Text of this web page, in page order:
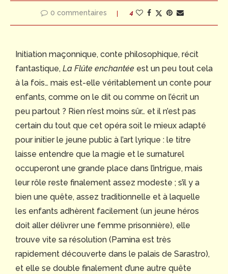
0 commentaires 4
Initiation maçonnique, conte philosophique, récit
fantastique, La Flûte enchantée est un peu tout cela
à la fois… mais est-elle véritablement un conte pour
enfants, comme on le dit ou comme on l’écrit un
peu partout ? Rien n’est moins sûr… et il n’est pas
certain du tout que cet opéra soit le mieux adapté
pour initier le jeune public à l’art lyrique : le titre
laisse entendre que la magie et le surnaturel
occuperont une grande place dans l’intrigue, mais
leur rôle reste finalement assez modeste ; s’il y a
bien une quête, assez traditionnelle et à laquelle
les enfants adhèrent facilement (un jeune héros
doit aller délivrer une femme prisonnière), elle
trouve vite sa résolution (Pamina est très
rapidement découverte dans le palais de Sarastro),
et elle se double finalement d’une autre quête